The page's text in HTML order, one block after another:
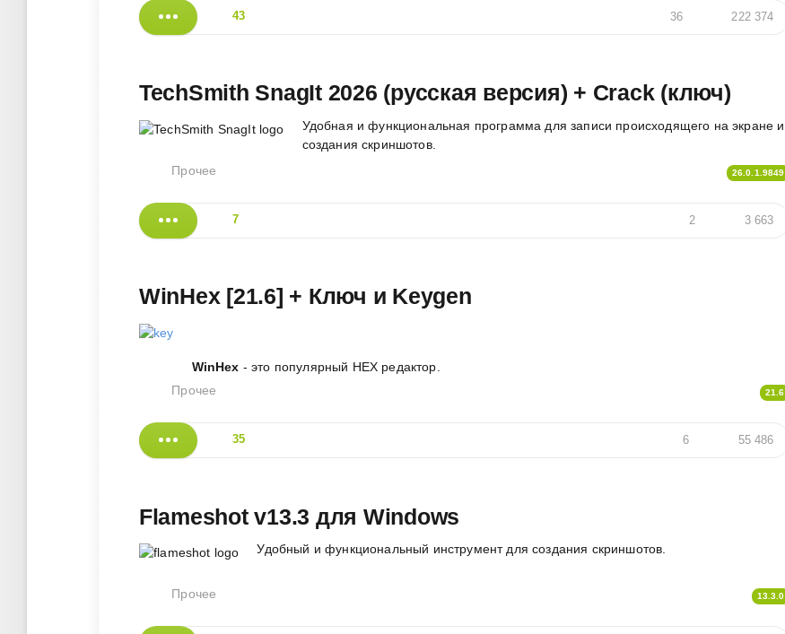
43 36 222 374
TechSmith SnagIt 2026 (русская версия) + Crack (ключ)
Удобная и функциональная программа для записи происходящего на экране и
создания скриншотов.
Прочее
26.0.1.9849
7 2 3 663
WinHex [21.6] + Ключ и Keygen
WinHex - это популярный HEX редактор.
Прочее
21.6
35 6 55 486
Flameshot v13.3 для Windows
Удобный и функциональный инструмент для создания скриншотов.
Прочее 13.3.0